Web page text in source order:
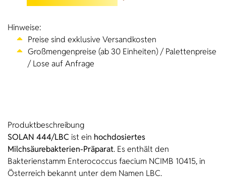
Hinweise:
Preise sind exklusive Versandkosten
Großmengenpreise (ab 30 Einheiten) / Palettenpreise
/ Lose auf Anfrage
Produkt­beschreibung
SOLAN 444/LBC ist ein hochdosiertes
Milchsäurebakterien-Präparat. Es enthält den
Bakterienstamm Enterococcus faecium NCIMB 10415, in
Österreich bekannt unter dem Namen LBC.